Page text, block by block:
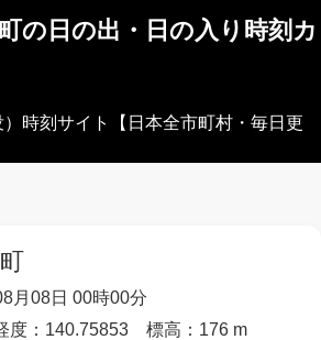
の日の出・日の入り時刻カ
時刻サイト【日本全市町村・毎日更
月08日 00時00分
度：140.75853 標高：176 m